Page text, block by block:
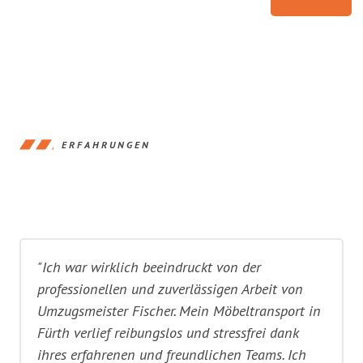
ERFAHRUNGEN
"Ich war wirklich beeindruckt von der
professionellen und zuverlässigen Arbeit von
Umzugsmeister Fischer. Mein Möbeltransport in
Fürth verlief reibungslos und stressfrei dank
ihres erfahrenen und freundlichen Teams. Ich